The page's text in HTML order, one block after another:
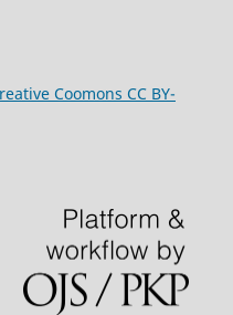
Coomons CC BY-